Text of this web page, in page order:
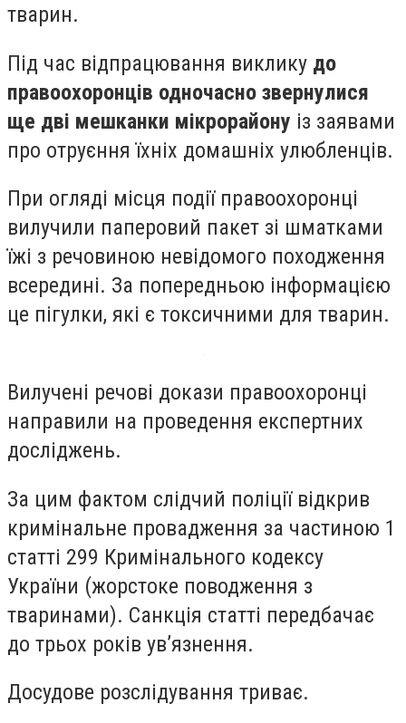
тварин.
Під час відпрацювання виклику до
правоохоронців одночасно звернулися
ще дві мешканки мікрорайону із заявами
про отруєння їхніх домашніх улюбленців.
При огляді місця події правоохоронці
вилучили паперовий пакет зі шматками
їжі з речовиною невідомого походження
всередині. За попередньою інформацією
це пігулки, які є токсичними для тварин.
Вилучені речові докази правоохоронці
направили на проведення експертних
досліджень.
За цим фактом слідчий поліції відкрив
кримінальне провадження за частиною 1
статті 299 Кримінального кодексу
України (жорстоке поводження з
тваринами). Санкція статті передбачає
до трьох років ув’язнення.
Досудове розслідування триває.